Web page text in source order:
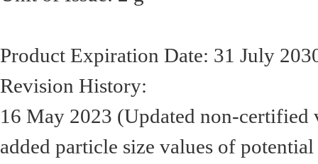
Product Expiration Date: 31 July
Revision History:
16 May 2023 (Updated non-certified
added particle size values of